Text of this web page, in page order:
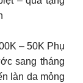
– 50K Phụ
sang tháng
làn da mỏng